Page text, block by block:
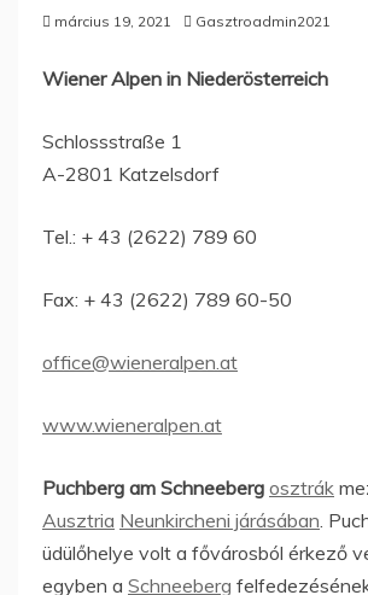
március 19, 2021 Gasztroadmin2021
Wiener Alpen in Niederösterreich
Schlossstraße 1
A-2801 Katzelsdorf
Tel.: + 43 (2622) 789 60
Fax: + 43 (2622) 789 60-50
office@wieneralpen.at
www.wieneralpen.at
Puchberg am Schneeberg osztrák
Ausztria Neunkircheni járásában.
üdülőhelye volt a fővárosból érkező
egyben a Schneeberg